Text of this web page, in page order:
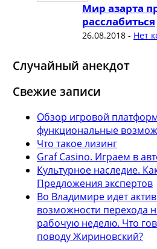
Мир азарта
расслабиться
26.08.2018- Нет
Случайный анекдот
Свежие записи
Обзор игровой
функциональные
Что такое лизинг
Graf Casino. Играем в
Культурное наследие.
Предложения экспертов
Во Владимире идет
возможности перехода
рабочую неделю. Что
поводу Жириновский?